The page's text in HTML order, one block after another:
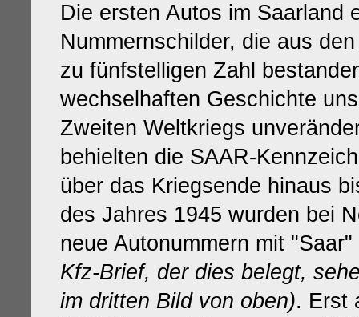
Die ersten Autos im Saarland
Nummernschilder, die aus
zu fünfstelligen Zahl
wechselhaften Geschichte
Zweiten Weltkriegs
behielten die SAAR-
über das Kriegsende hinaus
des Jahres 1945 wurden bei
neue Autonummern mit
Kfz-Brief, der dies belegt,
im dritten Bild von oben). Erst